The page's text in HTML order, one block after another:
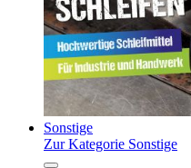
Sonstige
Zur Kategorie Sonstige